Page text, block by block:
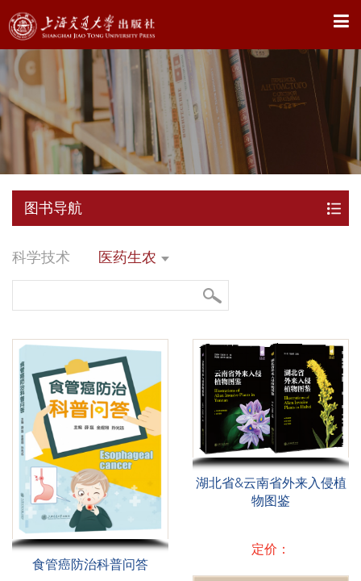
X
图书导航
科学技术 医药生农
食管癌防治科普问答
湖北省&云南省外来入侵植
物图鉴
定价：